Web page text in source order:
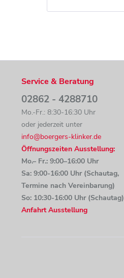
Service & Beratung
02862 - 4288710
Mo.-Fr.: 8:30-16:30 Uhr
oder jederzeit unter
info@boergers-klinker.de
Öffnungszeiten Ausstellung:
Mo.– Fr.: 9:00–16:00 Uhr
Sa: 9:00-16:00 Uhr (Schautag,
Termine nach Vereinbarung)
So: 10:30-16:00 Uhr (Schautag)
Anfahrt Ausstellung